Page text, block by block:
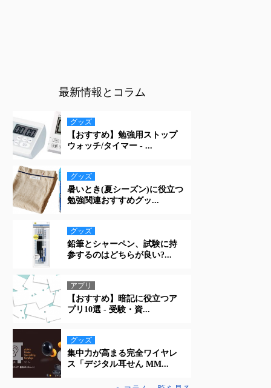
最新情報とコラム
グッズ
【おすすめ】勉強用ストップ
ウォッチ/タイマー - ...
グッズ
暑いとき(夏シーズン)に役立つ
勉強関連おすすめグッ...
グッズ
鉛筆とシャーペン、試験に持
参するのはどちらが良い?...
アプリ
【おすすめ】暗記に役立つア
プリ10選 - 受験・資...
グッズ
集中力が高まる完全ワイヤレ
ス「デジタル耳せん MM...